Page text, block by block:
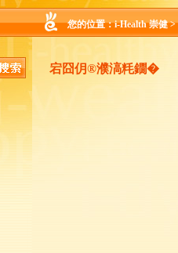
您的位置：i-Health 崇健>
宕囧仴®濮滈粍鐗�